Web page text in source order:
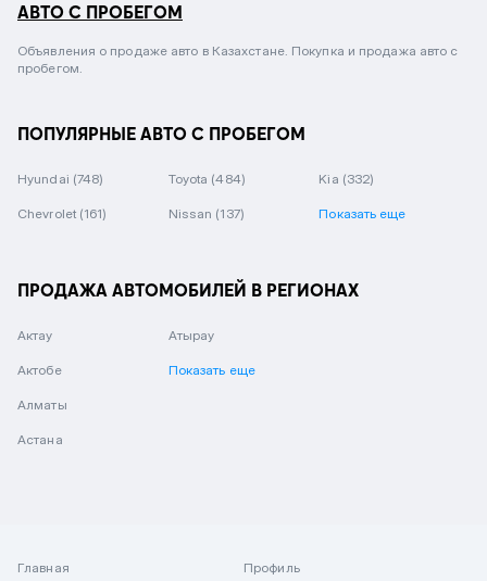
АВТО С ПРОБЕГОМ
Объявления о продаже авто в Казахстане. Покупка и продажа авто с
пробегом.
ПОПУЛЯРНЫЕ АВТО С ПРОБЕГОМ
Hyundai (748) Toyota (484) Kia (332)
Chevrolet (161) Nissan (137) Показать еще
ПРОДАЖА АВТОМОБИЛЕЙ В РЕГИОНАХ
Актау
Актобе
Алматы
Астана
Атырау
Показать еще
Главная
Профиль